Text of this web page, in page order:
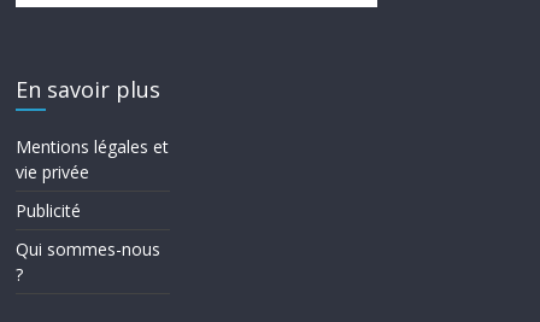
En savoir plus
Mentions légales et
vie privée
Publicité
Qui sommes-nous
?